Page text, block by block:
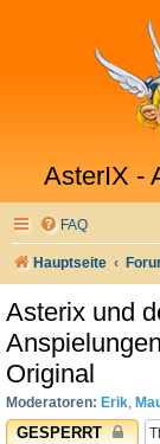
AsterIX -
FAQ
Hauptseite
Asterix und
Original
Moderatoren: Erik,
GESPERRT